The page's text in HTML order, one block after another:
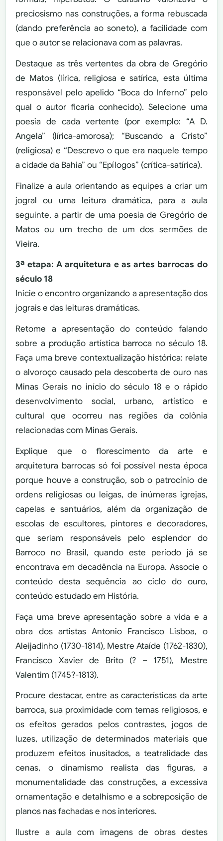
preciosismo nas construções, a forma rebuscada
(dando preferência ao soneto), a facilidade com
que o autor se relacionava com as palavras.
Destaque as três vertentes da obra de Gregório
de Matos (lírica, religiosa e satírica, esta última
responsável pelo apelido “Boca do Inferno” pelo
qual o autor ficaria conhecido). Selecione uma
poesia de cada vertente (por exemplo: “A D.
Angela” (lírica-amorosa); “Buscando a Cristo”
(religiosa) e “Descrevo o que era naquele tempo
a cidade da Bahia” ou “Epílogos” (crítica-satírica).
Finalize a aula orientando as equipes a criar um
jogral ou uma leitura dramática, para a aula
seguinte, a partir de uma poesia de Gregório de
Matos ou um trecho de um dos sermões de
Vieira.
3ª etapa: A arquitetura e as artes barrocas do
século 18
Inicie o encontro organizando a apresentação dos
jograis e das leituras dramáticas.
Retome a apresentação do conteúdo falando
sobre a produção artística barroca no século 18.
Faça uma breve contextualização histórica: relate
o alvoroço causado pela descoberta de ouro nas
Minas Gerais no início do século 18 e o rápido
desenvolvimento social, urbano, artístico e
cultural que ocorreu nas regiões da colônia
relacionadas com Minas Gerais.
Explique que o florescimento da arte e
arquitetura barrocas só foi possível nesta época
porque houve a construção, sob o patrocínio de
ordens religiosas ou leigas, de inúmeras igrejas,
capelas e santuários, além da organização de
escolas de escultores, pintores e decoradores,
que seriam responsáveis pelo esplendor do
Barroco no Brasil, quando este período já se
encontrava em decadência na Europa. Associe o
conteúdo desta sequência ao ciclo do ouro,
conteúdo estudado em História.
Faça uma breve apresentação sobre a vida e a
obra dos artistas Antonio Francisco Lisboa, o
Aleijadinho (1730-1814), Mestre Ataíde (1762-1830),
Francisco Xavier de Brito (? – 1751), Mestre
Valentim (1745?-1813).
Procure destacar, entre as características da arte
barroca, sua proximidade com temas religiosos, e
os efeitos gerados pelos contrastes, jogos de
luzes, utilização de determinados materiais que
produzem efeitos inusitados, a teatralidade das
cenas, o dinamismo realista das figuras, a
monumentalidade das construções, a excessiva
ornamentação e detalhismo e a sobreposição de
planos nas fachadas e nos interiores.
Ilustre a aula com imagens de obras destes